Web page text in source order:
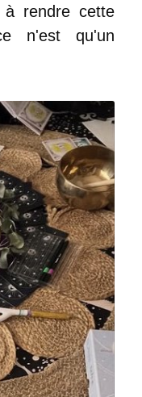
rendre cette
n'est qu'un